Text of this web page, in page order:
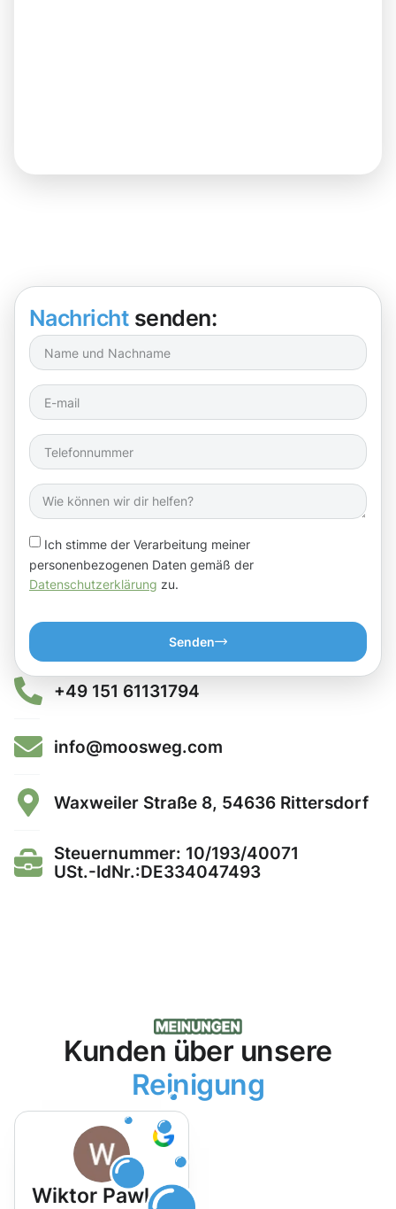
Nachricht senden:
Ich stimme der Verarbeitung meiner
personenbezogenen Daten gemäß der
Datenschutzerklärung zu.
Senden
+49 151 61131794
info@moosweg.com
Waxweiler Straße 8, 54636 Rittersdorf
Steuernummer: 10/193/40071
USt.-IdNr.:DE334047493
Kunden über unsere
Reinigung
Wiktor Pawlak